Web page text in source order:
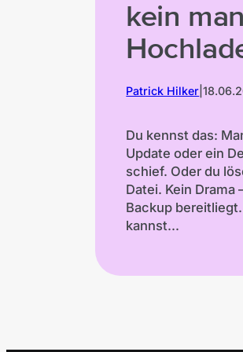
kein
Patrick Hilker |
Du kennst das:
Update oder ein
schief. Oder du
Datei. Kein Drama
Backup
kannst...